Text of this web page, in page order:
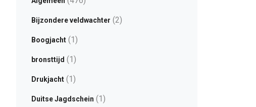
Bijzondere veldwachter (2)
Boogjacht(1)
bronsttijd (1)
Drukjacht(1)
Duitse Jagdschein (1)